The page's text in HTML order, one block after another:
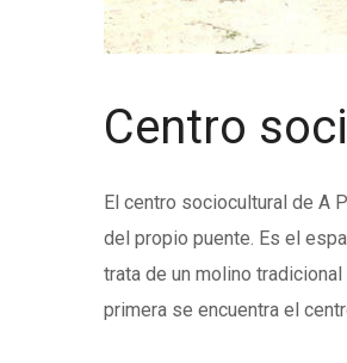
Centro
El centro sociocultural de A
del propio puente. Es el
trata de un molino
primera se encuentra el